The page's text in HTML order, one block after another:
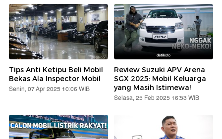
Tips Anti Ketipu Beli Mobil
Bekas Ala Inspector Mobil
Senin, 07 Apr 2025 10:06 WIB
Review Suzuki APV Arena
SGX 2025: Mobil Keluarga
yang Masih Istimewa!
Selasa, 25 Feb 2025 16:53 WIB